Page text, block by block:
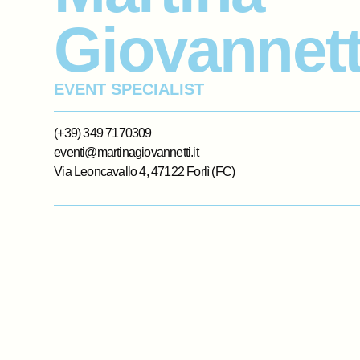
EVENT SPECIALIST
(+39) 349 7170309
eventi@martinagiovannetti.it
Via Leoncavallo 4, 47122 Forlì (FC)